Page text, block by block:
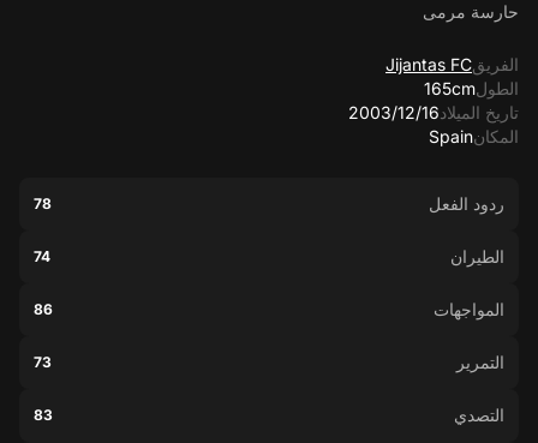
حارسة مرمى
الفريقJijantas FC
الطول165cm
تاريخ الميلاد16‏/12‏/2003
المكانSpain
ردود الفعل 78
الطيران 74
المواجهات 86
التمرير 73
التصدي 83